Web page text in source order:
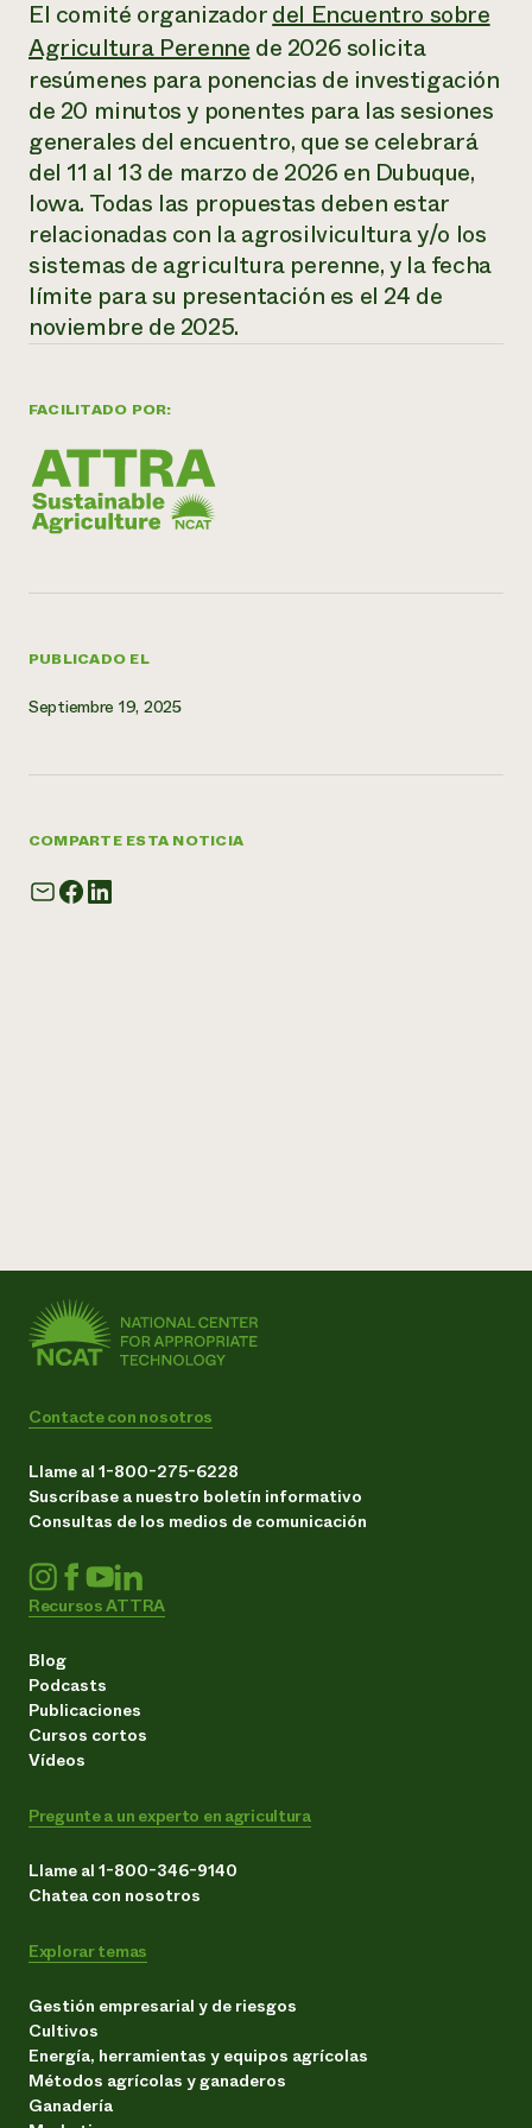
Informes anuales y financieros
Historias de impacto
Informe de
impacto 2024
LEER EL INFORME
Latinos en la agricultura
Sistemas alimentarios locales
Agricultura urbana
Las mujeres en la agricultura
Evento anual de reciclaje de productos electrónicos
Programa de descuentos de NorthWestern Energy
Servicios energéticos comerciales
Servicios energéticos residenciales
Blog
Podcasts
Publicaciones
Cursos cortos
Vídeos
Oportunidades de financiación
Noticias
Internship Hub
Contratar a un becario
Asociaciones empresariales
Donar
Donaciones planificadas
Boletín
Consultas de los medios de comunicación
Todos
contribuyen a la
resiliencia de la
DONAR AHORA
FACILITADO POR:
PUBLICADO EL
Septiembre 19, 2025
COMPARTE ESTA NOTICIA
El comité organizadordel Encuentro sobre
Agricultura Perennede 2026 solicita
resúmenes para ponencias de investigación
de 20 minutos y ponentes para las sesiones
generales del encuentro, que se celebrará
del 11 al 13 de marzo de 2026 en Dubuque,
Iowa. Todas las propuestas deben estar
relacionadas con la agrosilvicultura y/o los
sistemas de agricultura perenne, y la fecha
límite para su presentación es el 24 de
noviembre de 2025.
Contacte con nosotros
Llame al 1-800-275-6228
Suscríbase a nuestro boletín informativo
Consultas de los medios de comunicación
Recursos ATTRA
Blog
Podcasts
Publicaciones
Cursos cortos
Vídeos
Pregunte a un experto en agricultura
Llame al 1-800-346-9140
Chatea con nosotros
Explorar temas
Gestión empresarial y de riesgos
Cultivos
Energía, herramientas y equipos agrícolas
Métodos agrícolas y ganaderos
Ganadería